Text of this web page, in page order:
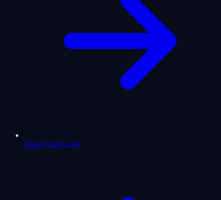
Mapa Natal Grátis